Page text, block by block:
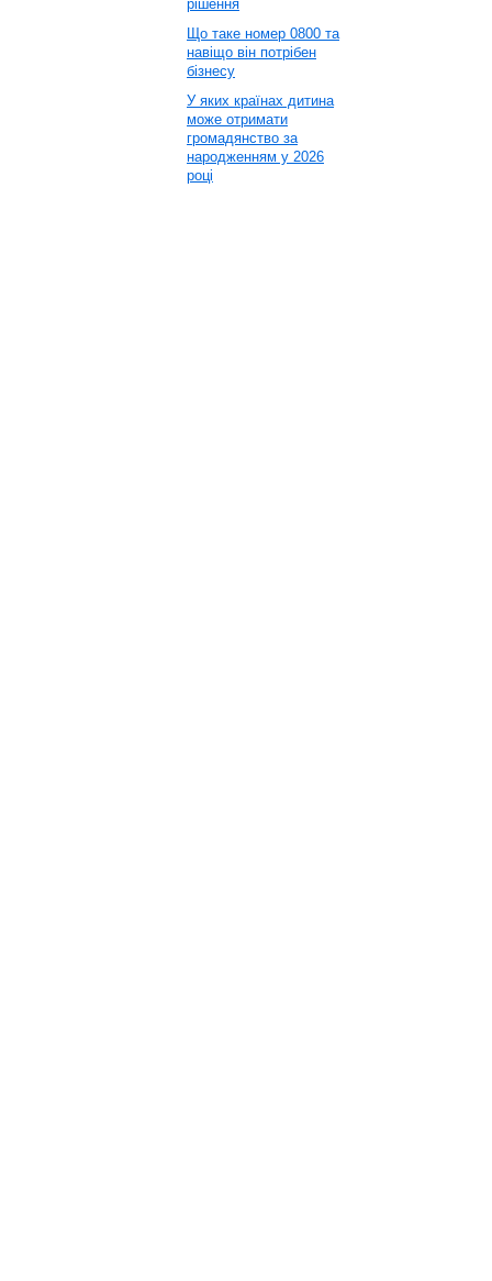
рішення
Що таке номер 0800 та
навіщо він потрібен
бізнесу
У яких країнах дитина
може отримати
громадянство за
народженням у 2026
році